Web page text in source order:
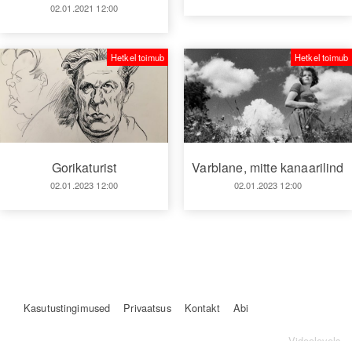
02.01.2021 12:00
Gorikaturist
02.01.2023 12:00
Hetkel toimub
Varblane, mitte kanaarilind
02.01.2023 12:00
Hetkel toimub
Kasutustingimused Privaatsus Kontakt Abi